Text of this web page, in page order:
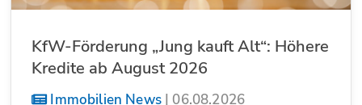
KfW-Förderung „Jung kauft Alt“: Höhere
Kredite ab August 2026
Immobilien News| 06.08.2026